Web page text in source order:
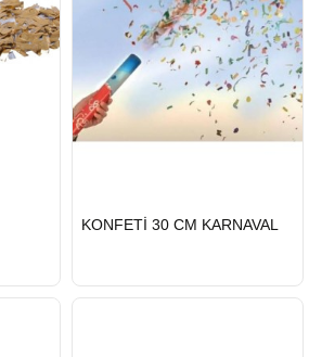
GÖNDERİ
KONFETİ 30 CM KARNAVAL